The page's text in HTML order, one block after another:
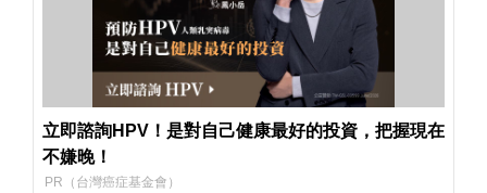
立即諮詢HPV！是對自己健康最好的投資，把握現在
不嫌晚！
PR（台灣癌症基金會）